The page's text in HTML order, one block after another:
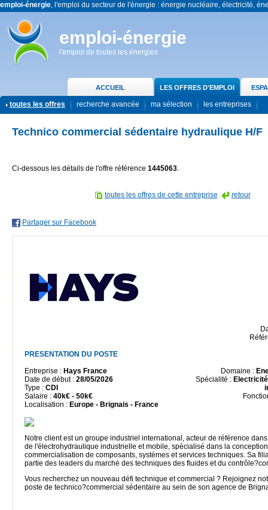
emploi-énergie, l'emploi du secteur de l'énergie : énergie nucléaire, électricité,
emploi-énergie
l'emploi de toutes les énergies
ACCUEIL LES OFFRES D'EMPLOI
toutes les offres recherche avancée ma sélection les entreprises
Technico commercial sédentaire hydraulique H/F
Ci-dessous les détails de l'offre référence 1445063.
toutes les offres de cette entreprise retour
Partager sur Facebook
PRESENTATION DU POSTE
Entreprise : Hays France
Date de début : 28/05/2026
Type : CDI
Salaire : 40k€ - 50k€
Localisation : Europe - Brignais - France
Domaine :
Spécialité :
Notre client est un groupe industriel international, acteur de référence
de l'électrohydraulique industrielle et mobile, spécialisé dans la
commercialisation de composants, systèmes et services techniques. Sa
partie des leaders du marché des techniques des fluides et du
Vous recherchez un nouveau défi technique et commercial ? Rejoignez
poste de technico?commercial sédentaire au sein de son agence de